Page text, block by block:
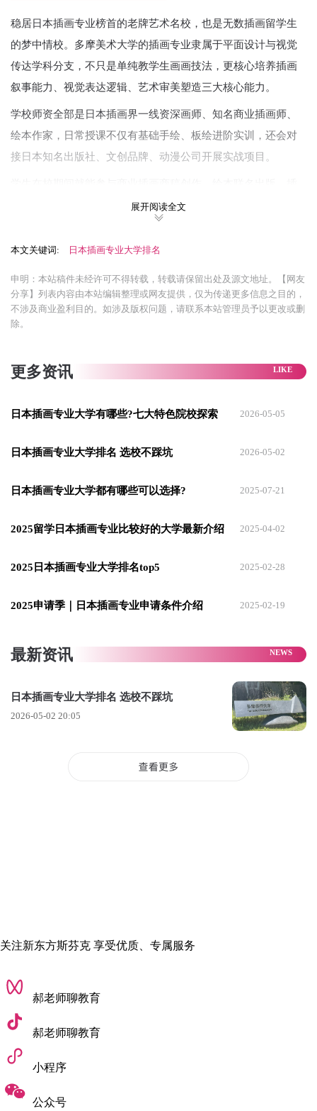
稳居日本插画专业榜首的老牌艺术名校，也是无数插画留学生
的梦中情校。多摩美术大学的插画专业隶属于平面设计与视觉
传达学科分支，不只是单纯教学生画画技法，更核心培养插画
叙事能力、视觉表达逻辑、艺术审美塑造三大核心能力。
学校师资全部是日本插画界一线资深画师、知名商业插画师、
绘本作家，日常授课不仅有基础手绘、板绘进阶实训，还会对
接日本知名出版社、文创品牌、动漫公司开展实战项目。
画展览参展等实操机会，毕业作品常年入围日本各大顶级插画
TOP2：武藏野美术大学
和多摩美术大学齐名的日本艺术双雄，插画专业主打艺术多元
化融合+跨界插画创作特色。武藏野的插画教学不局限于传统绘
画、动态插画、新媒体商业插画等新兴方向。
院校行业资源雄厚，毕业校友遍布日本插画工作室、动漫制作
展，行业认可度都拉满。
TOP3：东京造型大学
日本插画专业性价比之王，专业实力稳居前三，申请难度比多
造型大学插画专业核心聚焦商业实用插画+绘本插画创作两大核
进夯实功底。
报插画设计、儿童绘本创作、书籍装帧插画适配，课程体系全
覆盖、实用性极强。
期合作，学生实习机会多，毕业即可快速上手商业插画工作，
TOP4：京都精华大学
日本动漫插画特色名校，二次元插画、动漫衍生插画方向日本
戏立绘插画，那京都精华大学绝对是专属择校首选。
展开阅读全文
本文关键词: 日本插画专业大学排名
申明：本站稿件未经许可不得转载，转载请保留出处及源文地址。【网友
分享】列表内容由本站编辑整理或网友提供，仅为传递更多信息之目的，
不涉及商业盈利目的。如涉及版权问题，请联系本站管理员予以更改或删
除。
更多资讯
日本插画专业大学有哪些?七大特色院校探索 2026-05-05
日本插画专业大学排名 选校不踩坑 2026-05-02
日本插画专业大学都有哪些可以选择? 2025-07-21
2025留学日本插画专业比较好的大学最新介绍 2025-04-02
2025日本插画专业大学排名top5 2025-02-28
2025申请季｜日本插画专业申请条件介绍 2025-02-19
最新资讯
日本插画专业大学排名 选校不踩坑
2026-05-02 20:05
关注新东方斯芬克 享受优质、专属服务
郝老师聊教育
郝老师聊教育
小程序
公众号